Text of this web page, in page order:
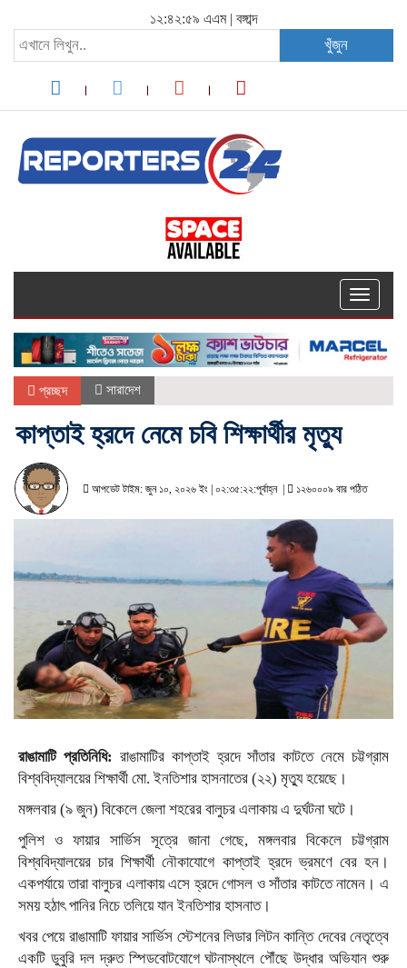
১২:৪২:৫৯ এএম| বঙ্গাব্দ
খুঁজুন
Toggle
প্রচ্ছদ সারাদেশ
কাপ্তাই হ্রদে নেমে চবি শিক্ষার্থীর মৃত্যু
আপডেট টাইম: জুন ১০, ২০২৬ ইং | ০২:৩৫:২২:পূর্বাহ্ন | ১২৬০০০৯ বার পঠিত
রাঙামাটি প্রতিনিধি: রাঙামাটির কাপ্তাই হ্রদে সাঁতার কাটতে নেমে চট্টগ্রাম
বিশ্ববিদ্যালয়ের শিক্ষার্থী মো. ইনতিশার হাসনাতের (২২) মৃত্যু হয়েছে।
মঙ্গলবার (৯ জুন) বিকেলে জেলা শহরের বালুচর এলাকায় এ দুর্ঘটনা ঘটে।
পুলিশ ও ফায়ার সার্ভিস সূত্রে জানা গেছে, মঙ্গলবার বিকেলে চট্টগ্রাম
বিশ্ববিদ্যালয়ের চার শিক্ষার্থী নৌকাযোগে কাপ্তাই হ্রদে ভ্রমণে বের হন।
একপর্যায়ে তারা বালুচর এলাকায় এসে হ্রদে গোসল ও সাঁতার কাটতে নামেন। এ
সময় হঠাৎ পানির নিচে তলিয়ে যান ইনতিশার হাসনাত।
খবর পেয়ে রাঙামাটি ফায়ার সার্ভিস স্টেশনের লিডার লিটন কান্তি দেবের নেতৃত্বে
একটি ডুবুরি দল দ্রুত স্পিডবোটযোগে ঘটনাস্থলে পৌঁছে উদ্ধার অভিযান শুরু